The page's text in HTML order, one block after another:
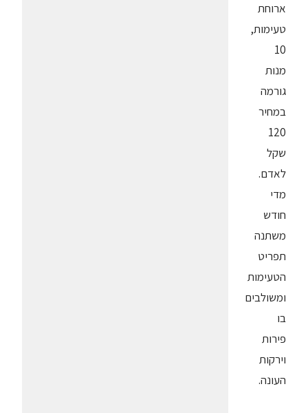
ארוחת
טעימות,
10
מנות
גורמה
במחיר
120
שקל
לאדם.
מדי
חודש
משתנה
תפריט
הטעימות
ומשולבים
בו
פירות
וירקות
העונה.